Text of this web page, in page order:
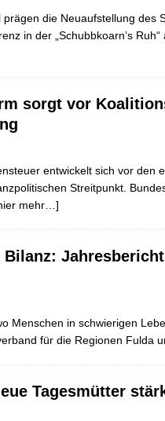
die Neuaufstellung des
in der „Schubbkoarn’s
sorgt vor
entwickelt sich vor den
Streitpunkt.
mehr…]
Bilanz:
Menschen in schwierigen
für die Regionen Fulda
Tagesmütter